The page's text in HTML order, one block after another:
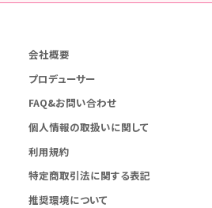
会社概要
プロデューサー
FAQ&お問い合わせ
個人情報の取扱いに関して
利用規約
特定商取引法に関する表記
推奨環境について